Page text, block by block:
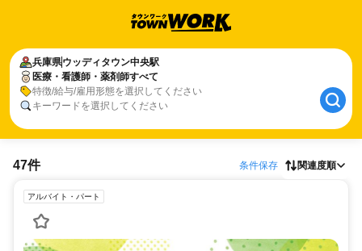
兵庫県ウッディタウン中央駅
医療・看護師・薬剤師すべて
特徴/給与/雇用形態を選択してください
キーワードを選択してください
47件 条件保存 関連度順
アルバイト・パート